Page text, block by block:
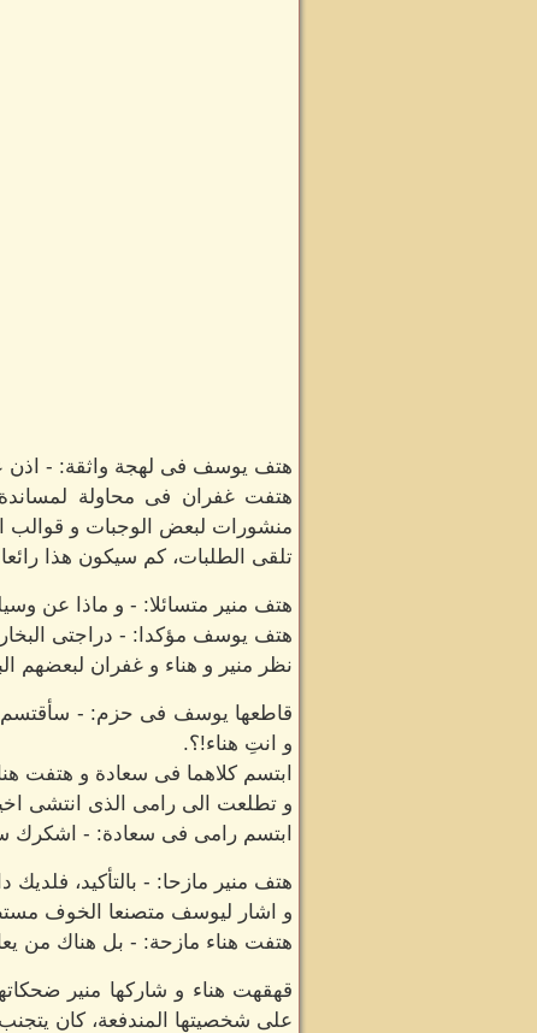
هتف يوسف فى لهجة واثقة: - اذن
هتفت غفران فى محاولة
منشورات لبعض الوجبات و قوالب
تلقى الطلبات، كم سيكون هذا
هتف منير متسائلا: - و ماذا عن
هتف يوسف مؤكدا: - دراجتى
نظر منير و هناء و غفران لبعضهم
قاطعها يوسف فى حزم: - سأقتسم
و انتِ هناء!؟.
ابتسم كلاهما فى سعادة و هتفت
و تطلعت الى رامى الذى انتشى
ابتسم رامى فى سعادة: - اشكرك
هتف منير مازحا: - بالتأكيد، فلديك
و اشار ليوسف متصنعا الخوف
هتفت هناء مازحة: - بل هناك من
قهقهت هناء و شاركها منير
على شخصيتها المندفعة، كان يتجنب